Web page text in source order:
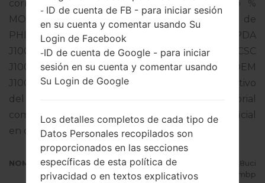
corresponde al número de modelo indicado %
MODEL%. El código del firmware es SMA de
PHILIPPINES. El producto viene con la versión PDA
J100MLDXS0AQB1 y la versión CSC
J100MLOLC0APB2,Versión de MODEM
J100MLDXU0APB1. La versión del sistema operativo
del firmware dado es Android KitKat 4.4.4. Tutorial
completo sobre cómo actualizar el firmware oficial
en dispositivos Samsungaquí
NOMBRE DE ARCHIVO
SM-J100ML_1_20170214105052_8uci
kblmbp
- ID de cuenta de FB - para iniciar sesión
en su cuenta y comentar usando Su
Login de Facebook
-ID de cuenta de Google - para iniciar
sesión en su cuenta y comentar usando
Su Login de Google
Los detalles completos de cada tipo de
Datos Personales recopilados son
proporcionados en las secciones
específicas de esta política de
privacidad o en textos explicativos